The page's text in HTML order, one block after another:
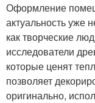
Оформление
актуальность уже
как творческие
исследователи
которые ценят
позволяет
оригинально,